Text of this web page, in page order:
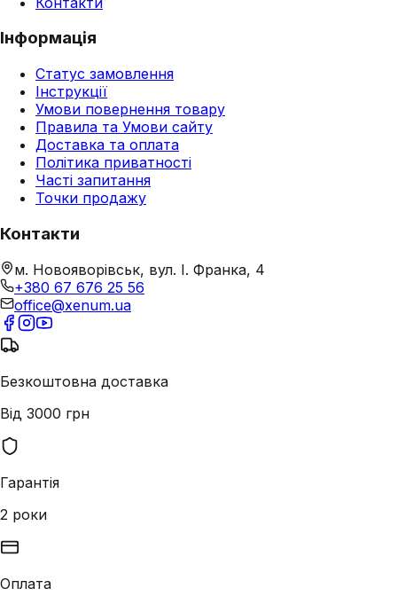
Інформація
Статус замовлення
Інструкції
Умови повернення товару
Правила та Умови сайту
Доставка та оплата
Політика приватності
Часті запитання
Точки продажу
Контакти
м. Новояворівськ, вул. І. Франка, 4
+380 67 676 25 56
office@xenum.ua
Безкоштовна доставка
Від 3000 грн
Гарантія
2 роки
Оплата